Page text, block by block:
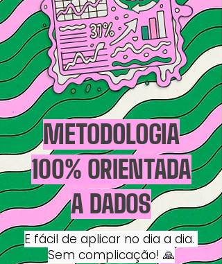
METODOLOGIA
100% ORIENTADA
A DADOS
E fácil de aplicar no dia a dia.
Sem complicação! 🙏